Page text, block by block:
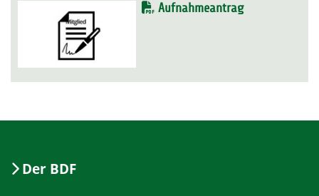
Aufnahmeantrag
Der BDF